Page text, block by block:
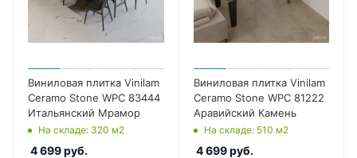
Виниловая плитка Vinilam
Ceramo Stone WPC 83444
Итальянский Мрамор
На складе: 320 м2
4 699руб.
Виниловая плитка Vinilam
Ceramo Stone WPC 81222
Аравийский Камень
На складе: 510 м2
4 699руб.